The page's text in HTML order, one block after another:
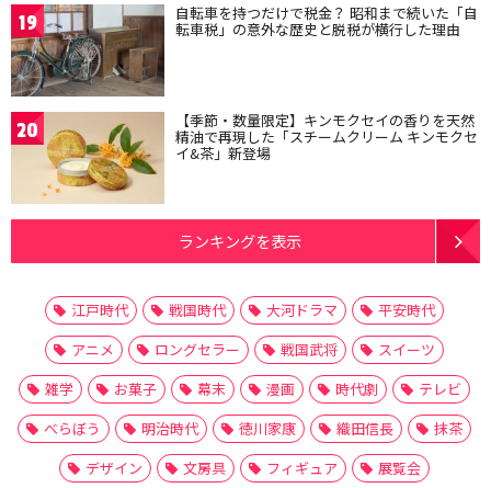
19 自転車を持つだけで税金？ 昭和まで続いた「自
転車税」の意外な歴史と脱税が横行した理由
20 【季節・数量限定】キンモクセイの香りを天然
精油で再現した「スチームクリーム キンモクセ
イ&茶」新登場
ランキングを表示
江戸時代 戦国時代 大河ドラマ
平安時代
アニメ
ロングセラー 戦国武将
スイーツ
雑学
お菓子 幕末 漫画 時代劇
テレビ
べらぼう
明治時代 徳川家康 織田信長
抹茶
デザイン
文房具 フィギュア
展覧会